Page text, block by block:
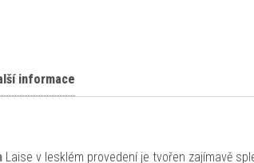
informace
Laise v lesklém provedení je tvořen zajímavě